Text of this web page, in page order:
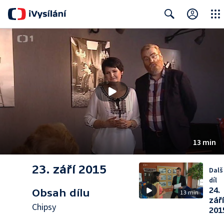
Search
13 min
23. září 2015
Obsah dílu
Chipsy
13 min
díl
24.
září